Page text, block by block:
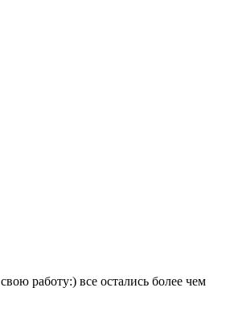
работу:) все остались более чем